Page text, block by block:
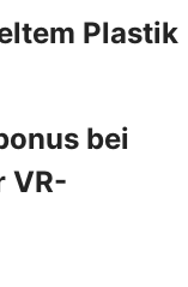
Plastik
bei
VR-